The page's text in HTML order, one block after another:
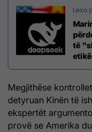
të
Megjithëse
detyruan Kinën të
ekspertët
provë se Amerika